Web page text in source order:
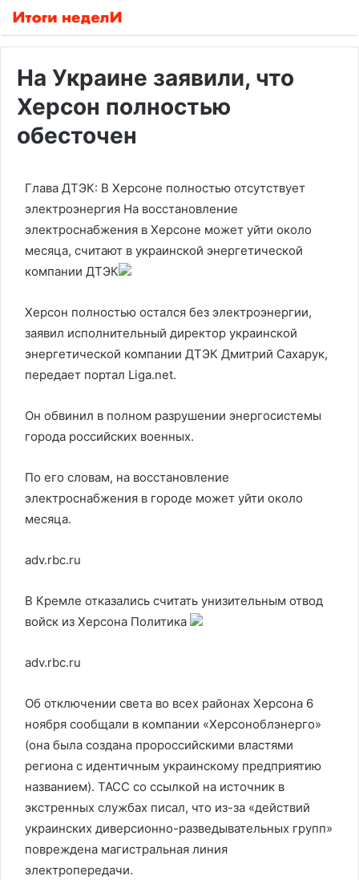
На Украине заявили, что
Херсон полностью
обесточен
Глава ДТЭК: В Херсоне полностью отсутствует
электроэнергия На восстановление
электроснабжения в Херсоне может уйти около
месяца, считают в украинской энергетической
компании ДТЭК
Херсон полностью остался без электроэнергии,
заявил исполнительный директор украинской
энергетической компании ДТЭК Дмитрий Сахарук,
передает портал Liga.net.
Он обвинил в полном разрушении энергосистемы
города российских военных.
По его словам, на восстановление
электроснабжения в городе может уйти около
месяца.
adv.rbc.ru
В Кремле отказались считать унизительным отвод
войск из Херсона Политика
adv.rbc.ru
Об отключении света во всех районах Херсона 6
ноября сообщали в компании «Херсоноблэнерго»
(она была создана пророссийскими властями
региона с идентичным украинскому предприятию
названием). ТАСС со ссылкой на источник в
экстренных службах писал, что из-за «действий
украинских диверсионно-разведывательных групп»
повреждена магистральная линия
электропередачи.